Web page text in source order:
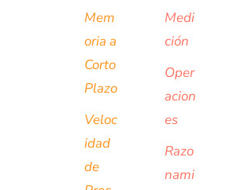
Mem
oria a
Corto
Plazo
Veloc
idad
de
Medi
ción
Oper
acion
es
Razo
nami